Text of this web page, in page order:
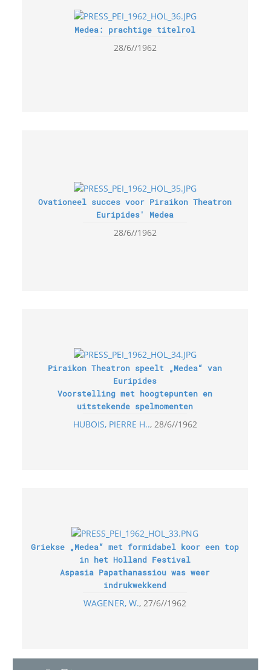
Medea: prachtige titelrol
28/6//1962
Ovationeel succes voor Piraikon Theatron
Euripides' Medea
28/6//1962
Piraikon Theatron speelt „Medea“ van
Euripides
Voorstelling met hoogtepunten en
uitstekende spelmomenten
HUBOIS, PIERRE H.. 28/6//1962
Griekse „Medea“ met formidabel koor een top
in het Holland Festival
Aspasia Papathanassiou was weer
indrukwekkend
WAGENER, W. 27/6//1962